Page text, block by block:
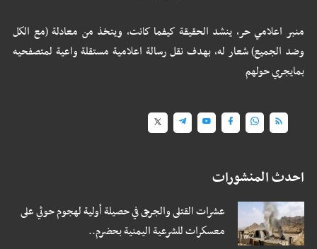
منبر اعلامي حر، ينشد الحقيقة كيفما كانت، ويتخذ من معادلة (مع الكل
وضد الجميع) شعار له، بهدف نقل رسالة اعلامية مستقلة واعية لمتصفحيه
بمايجري حولهم
احدث المنشورات
عشرات القتلى والجرحى في حصيلة أولية لهجوم حوثي على
معسكرات للشرعية اليمنية بحضرم..